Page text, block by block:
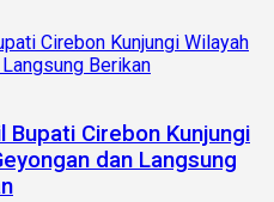
Bupati Cirebon Kunjungi
dan Langsung